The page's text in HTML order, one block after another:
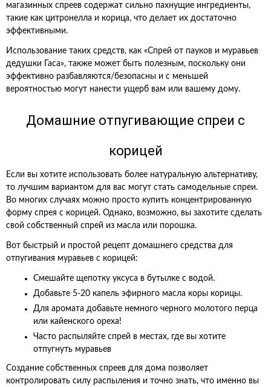
магазинных спреев содержат сильно пахнущие ингредиенты,
такие как цитронелла и корица, что делает их достаточно
эффективными.
Использование таких средств, как «Спрей от пауков и муравьев
дедушки Гаса», также может быть полезным, поскольку они
эффективно разбавляются/безопасны и с меньшей
вероятностью могут нанести ущерб вам или вашему дому.
Домашние отпугивающие спреи с
корицей
Если вы хотите использовать более натуральную альтернативу,
то лучшим вариантом для вас могут стать самодельные спреи.
Во многих случаях можно просто купить концентрированную
форму спрея с корицей. Однако, возможно, вы захотите сделать
свой собственный спрей из масла или порошка.
Вот быстрый и простой рецепт домашнего средства для
отпугивания муравьев с корицей:
Смешайте щепотку уксуса в бутылке с водой.
Добавьте 5-20 капель эфирного масла коры корицы.
Для аромата добавьте немного черного молотого перца
или кайенского ореха!
Часто распыляйте спрей в местах, где вы хотите
отпугнуть муравьев
Создание собственных спреев для дома позволяет
контролировать силу распыления и точно знать, что именно вы